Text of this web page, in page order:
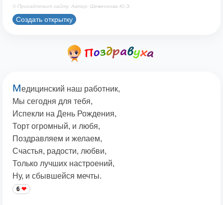
© Принадлежит сайту. Автор: Шеменкова Ю.Э.
Создать открытку
Медицинский наш работник,
Мы сегодня для тебя,
Испекли на День Рождения,
Торт огромный, и любя,
Поздравляем и желаем,
Счастья, радости, любви,
Только лучших настроений,
Ну, и сбывшейся мечты.
6